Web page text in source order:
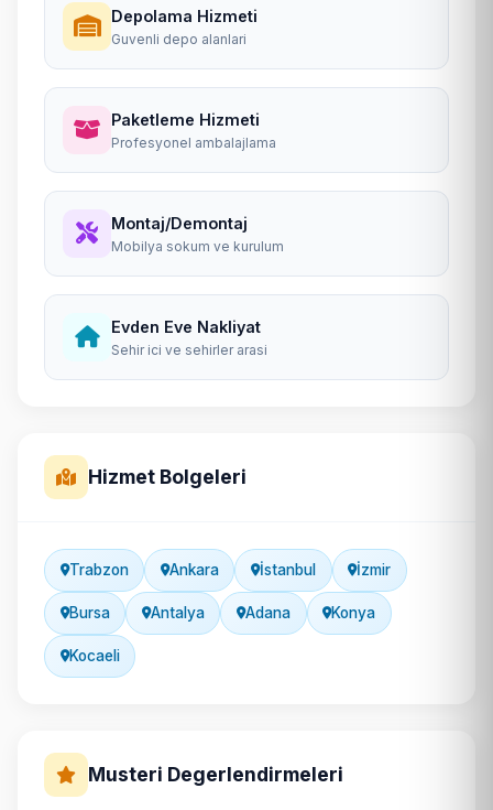
Depolama Hizmeti
Guvenli depo alanlari
Paketleme Hizmeti
Profesyonel ambalajlama
Montaj/Demontaj
Mobilya sokum ve kurulum
Evden Eve Nakliyat
Sehir ici ve sehirler arasi
Hizmet Bolgeleri
Trabzon Ankara İstanbul İzmir
Bursa Antalya Adana Konya
Kocaeli
Musteri Degerlendirmeleri